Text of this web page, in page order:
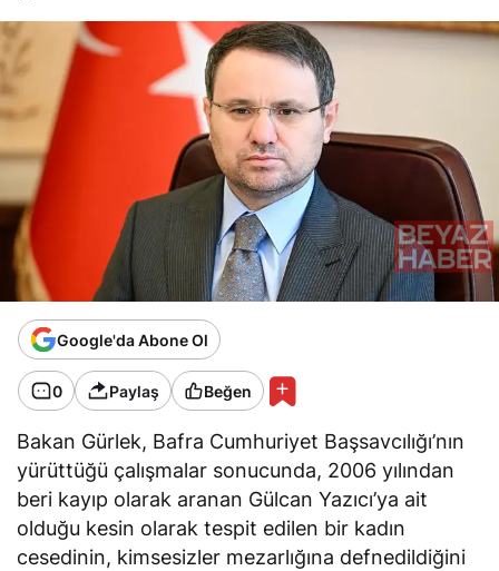
Google'da Abone Ol
0 Paylaş Beğen
Bakan Gürlek, Bafra Cumhuriyet Başsavcılığı’nın
yürüttüğü çalışmalar sonucunda, 2006 yılından
beri kayıp olarak aranan Gülcan Yazıcı’ya ait
olduğu kesin olarak tespit edilen bir kadın
cesedinin, kimsesizler mezarlığına defnedildiğini